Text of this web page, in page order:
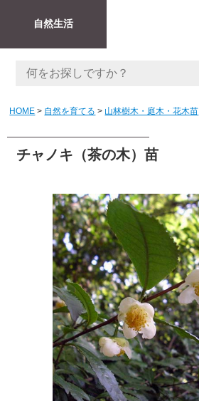
自然生活
HOME 自然を育てる 山林樹木・庭木・花木苗
チャノキ（茶の木）苗